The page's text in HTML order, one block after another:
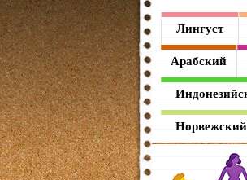
Лингуст
Арабский
Норвежский
Лингуст
Английский
Немецкий
Французский
Испанский